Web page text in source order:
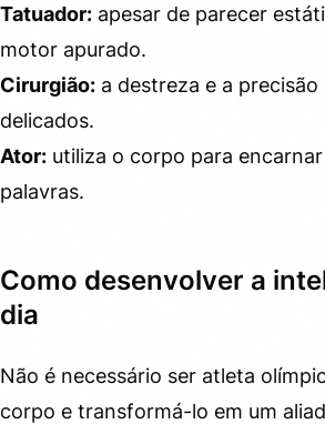
Tatuador: apesar de parecer
motor apurado.
Cirurgião: a destreza e a
delicados.
Ator: utiliza o corpo para
palavras.
Como desenvolver a
dia
Não é necessário ser atleta
corpo e transformá-lo em um